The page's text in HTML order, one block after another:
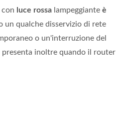
con luce rossa lampeggiante è
un qualche disservizio di rete
o un'interruzione del
presenta inoltre quando il router